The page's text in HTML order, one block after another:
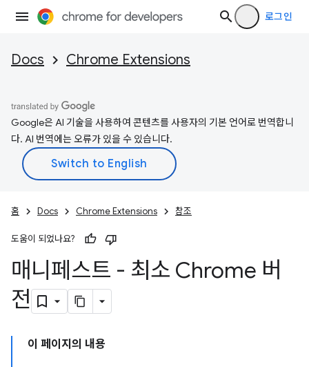
로그인
Docs Chrome Extensions
Google은 AI 기술을 사용하여 콘텐츠를 사용자의 기본 언어로 번역합니
다. AI 번역에는 오류가 있을 수 있습니다.
홈 Docs Chrome Extensions 참조
도움이 되었나요?
매니페스트 - 최소 Chrome 버
전
이 페이지의 내용